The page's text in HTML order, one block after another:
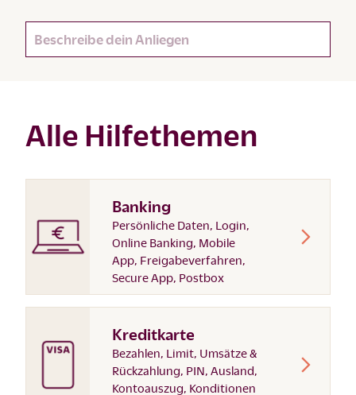
Alle Hilfethemen
Banking
Persönliche Daten, Login,
Online Banking, Mobile
App, Freigabeverfahren,
Secure App, Postbox
Kreditkarte
Bezahlen, Limit, Umsätze &
Rückzahlung, PIN, Ausland,
Kontoauszug, Konditionen